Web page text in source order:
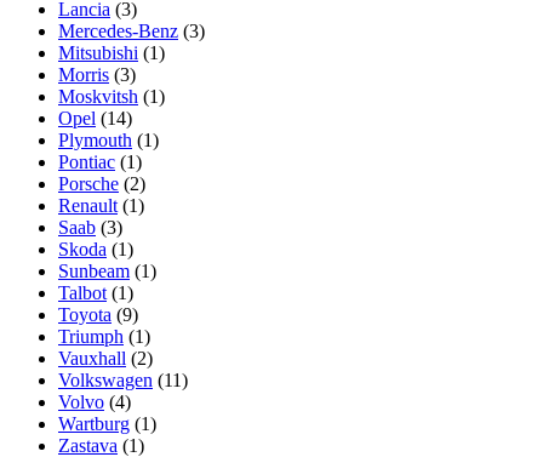
Lancia (3)
Mercedes-Benz (3)
Mitsubishi (1)
Morris (3)
Moskvitsh (1)
Opel (14)
Plymouth (1)
Pontiac (1)
Porsche (2)
Renault (1)
Saab (3)
Skoda (1)
Sunbeam (1)
Talbot (1)
Toyota (9)
Triumph (1)
Vauxhall (2)
Volkswagen (11)
Volvo (4)
Wartburg (1)
Zastava (1)